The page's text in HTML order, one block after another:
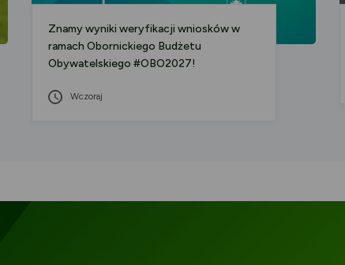
Znamy wyniki weryfikacji wniosków w
ramach Obornickiego Budżetu
Obywatelskiego #OBO2027!
Wczoraj